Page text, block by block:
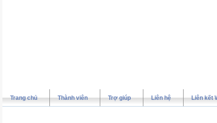
Trang chủ Thành viên Trợ giúp Liên hệ Liên kết